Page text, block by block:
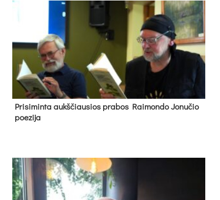
Pri­si­min­ta aukš­čiau­sios pra­bos Rai­mon­do Jo­nu­čio
poe­zi­ja